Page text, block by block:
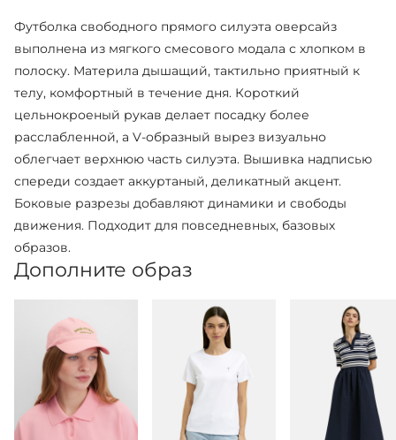
Футболка свободного прямого силуэта оверсайз
выполнена из мягкого смесового модала с хлопком в
полоску. Материла дышащий, тактильно приятный к
телу, комфортный в течение дня. Короткий
цельнокроеный рукав делает посадку более
расслабленной, а V-образный вырез визуально
облегчает верхнюю часть силуэта. Вышивка надписью
спереди создает аккуртаный, деликатный акцент.
Боковые разрезы добавляют динамики и свободы
движения. Подходит для повседневных, базовых
образов.
Дополните образ